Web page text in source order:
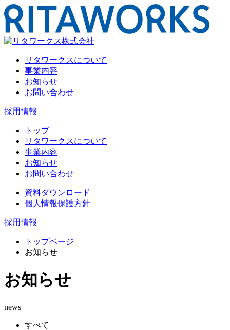
リタワークスについて
事業内容
お知らせ
お問い合わせ
採用情報
トップ
リタワークスについて
事業内容
お知らせ
お問い合わせ
資料ダウンロード
個人情報保護方針
採用情報
トップページ
お知らせ
お知らせ
news
すべて